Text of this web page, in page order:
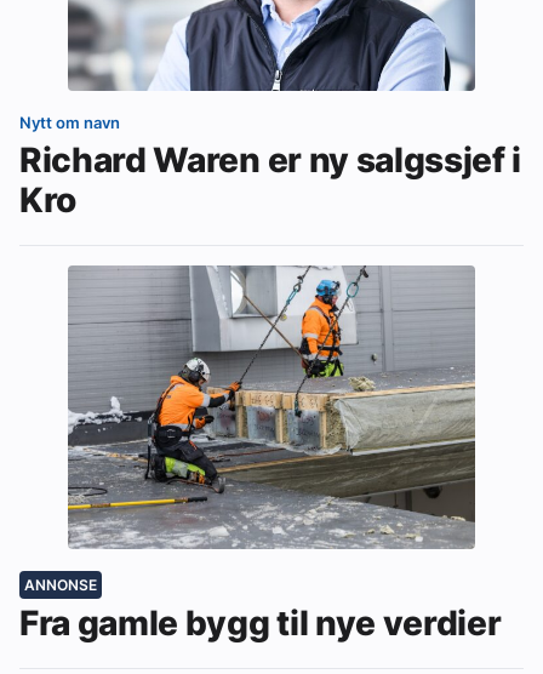
Nytt om navn
Richard Waren er ny salgssjef i
Kro
ANNONSE
Fra gamle bygg til nye verdier